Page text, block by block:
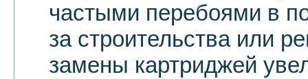
частыми перебоями в
за строительства или
замены картриджей